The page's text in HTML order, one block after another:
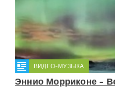
ВИДЕО-МУЗЫКА
Эннио Морриконе -